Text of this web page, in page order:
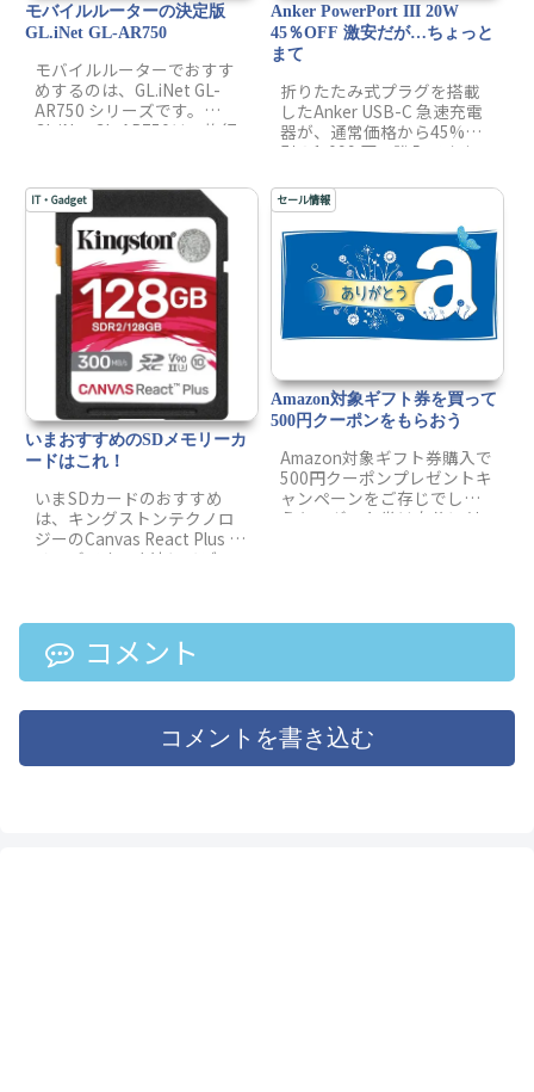
モバイルルーターの決定版
GL.iNet GL-AR750
モバイルルーターでおすす
めするのは、GL.iNet GL-
AR750 シリーズです。
GL.iNet GL-AR750は、旅行
機能が搭載されています。
携帯と接続して、テザリン
グ中継器として活用する
他、設定したVPNに自動的
に接続する機能も内蔵され
て、この機能でVPNを設定
すると、海外でもAmazon
Prime Videoなどの日本地域
限定コンテンツが見ること
ができるようになります。
Anker PowerPort III 20W
45％OFF 激安だが…ちょっと
まて
折りたたみ式プラグを搭載
したAnker USB-C 急速充電
器が、通常価格から45%割
引の1,099 円で購入できま
い！だがAnker PowerPort
III 20Wがお買い得な製品な
のか、検証してみた。
IT・Gadget
いまおすすめのSDメモリーカ
ードはこれ！
いまSDカードのおすすめ
は、キングストンテクノロ
ジーのCanvas React Plus シ
リーズです。高速にメディ
などの用途に最適です。ま
た、UHS-IIカードリーダー
も付属しているため、外付
けのカードリーダーを持っ
セール情報
Amazon対象ギフト券を買って
500円クーポンをもらおう
Amazon対象ギフト券購入で
500円クーポンプレゼントキ
ャンペーンをご存じでしょ
うか？ギフト券は自分に付
コメント
コメントを書き込む